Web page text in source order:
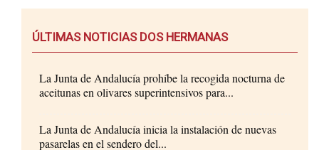
ÚLTIMAS NOTICIAS DOS HERMANAS
La Junta de Andalucía prohíbe la recogida nocturna de
aceitunas en olivares superintensivos para...
La Junta de Andalucía inicia la instalación de nuevas
pasarelas en el sendero del...